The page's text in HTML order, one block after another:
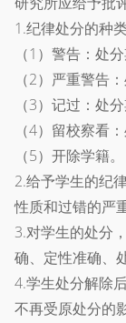
1.纪律处分的种
（1）警告：处
（2）严重警告
（3）记过：处
（4）留校察看
（5）开除学籍。
2.给予学生的纪
性质和过错的严
3.对学生的处分
确、定性准确、
4.学生处分解除
不再受原处分的